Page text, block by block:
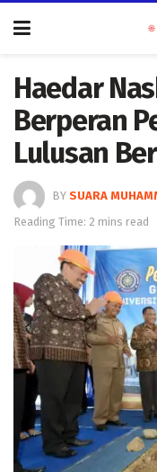
Haedar
Berperan
Lulusan
BY SUARA
Reading Time: 2 mins read